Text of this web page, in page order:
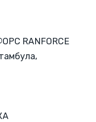
RANFORCE